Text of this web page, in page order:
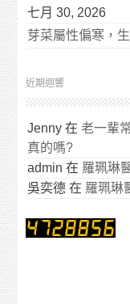
七月 30, 2026
芽菜屬性偏寒，
近期迴響
Jenny 在老一輩
真的嗎?
admin 在 羅珮琳
吳奕德 在 羅珮琳